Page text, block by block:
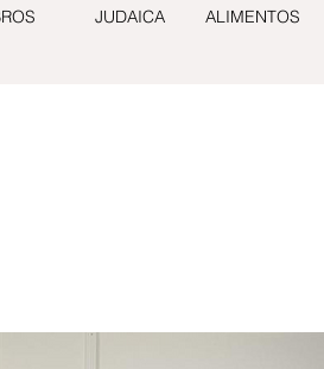
JUDAICA ALIMENTOS